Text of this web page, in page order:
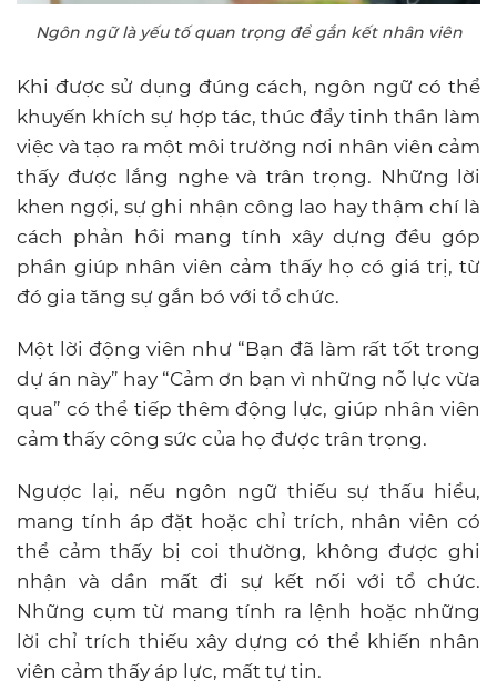
Ngôn ngữ là yếu tố quan trọng để gắn kết nhân viên
Khi được sử dụng đúng cách, ngôn ngữ có thể
khuyến khích sự hợp tác, thúc đẩy tinh thần làm
việc và tạo ra một môi trường nơi nhân viên cảm
thấy được lắng nghe và trân trọng. Những lời
khen ngợi, sự ghi nhận công lao hay thậm chí là
cách phản hồi mang tính xây dựng đều góp
phần giúp nhân viên cảm thấy họ có giá trị, từ
đó gia tăng sự gắn bó với tổ chức.
Một lời động viên như “Bạn đã làm rất tốt trong
dự án này” hay “Cảm ơn bạn vì những nỗ lực vừa
qua” có thể tiếp thêm động lực, giúp nhân viên
cảm thấy công sức của họ được trân trọng.
Ngược lại, nếu ngôn ngữ thiếu sự thấu hiểu,
mang tính áp đặt hoặc chỉ trích, nhân viên có
thể cảm thấy bị coi thường, không được ghi
nhận và dần mất đi sự kết nối với tổ chức.
Những cụm từ mang tính ra lệnh hoặc những
lời chỉ trích thiếu xây dựng có thể khiến nhân
viên cảm thấy áp lực, mất tự tin.